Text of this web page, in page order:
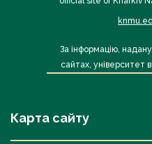
За інформацію,
сайтах, університет
Карта сайту